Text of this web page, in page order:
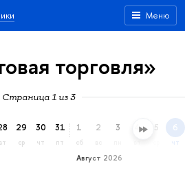
Меню
торговля»
Страница 1 из 3
вт
29
ср
30
чт
31
пт
Август 2026
1
сб
2 3 4 5 6
чт